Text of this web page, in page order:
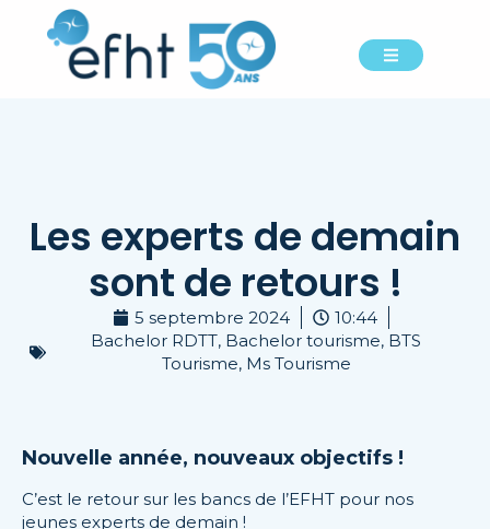
Les experts de demain
sont de retours !
5 septembre 2024
10:44
Bachelor RDTT, Bachelor tourisme, BTS
Tourisme, Ms Tourisme
Nouvelle année, nouveaux objectifs !
C’est le retour sur les bancs de l’EFHT pour nos
jeunes experts de demain !